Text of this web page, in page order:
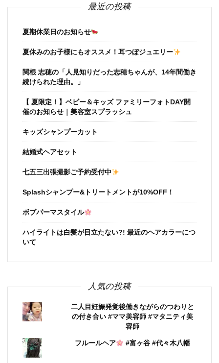
最近の投稿
夏期休業日のお知らせ
夏休みのお子様にもオススメ！耳つぼジュエリー
関根 志穂の「人見知りだった志穂ちゃんが、14年間働き
続けられた理由。」
【 夏限定！】ベビー＆キッズ ファミリーフォトDAY開
催のお知らせ｜美容室スプラッシュ
キッズシャンプーカット
結婚式ヘアセット
七五三出張撮影ご予約受付中
Splashシャンプー&トリートメントが10%OFF！
ボブパーマスタイル
ハイライトは白髪が目立たない?! 最近のヘアカラーにつ
いて
人気の投稿
二人目妊娠発覚後働きながらのつわりと
の付き合い #ママ美容師 #マタニティ美
容師
フルールヘア #富ヶ谷 #代々木八幡